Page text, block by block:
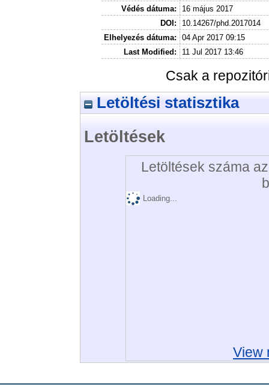
Védés dátuma:
16 május 2017
DOI:
10.14267/phd.2017014
Elhelyezés dátuma:
04 Apr 2017 09:15
Last Modified:
11 Jul 2017 13:46
Csak a
Letöltési statisztika
Letöltések
Letöltések száma
Loading...
View